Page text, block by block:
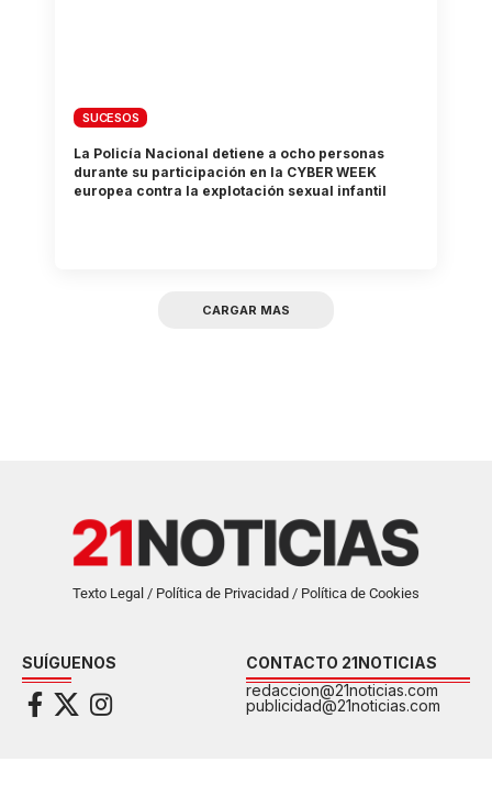
SUCESOS
La Policía Nacional detiene a ocho personas
durante su participación en la CYBER WEEK
europea contra la explotación sexual infantil
CARGAR MAS
Texto Legal / Política de Privacidad / Política de Cookies
SUÍGUENOS
CONTACTO 21NOTICIAS
redaccion@21noticias.com
publicidad@21noticias.com